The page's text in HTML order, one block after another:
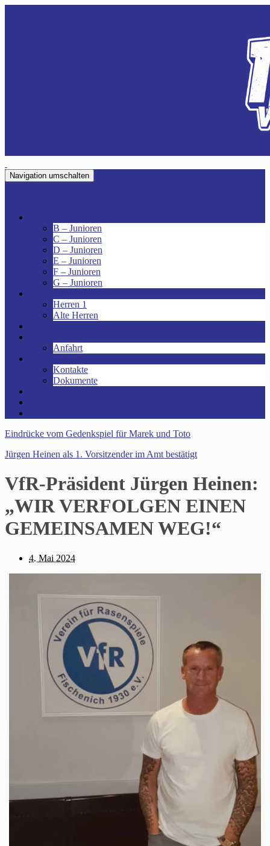
Navigation umschalten
B – Junioren
C – Junioren
D – Junioren
E – Junioren
F – Junioren
G – Junioren
Herren 1
Alte Herren
Anfahrt
Kontakte
Dokumente
Eindrücke vom Gedenkspiel für Marek und Toto
Jürgen Heinen als 1. Vorsitzender im Amt bestätigt
VfR-Präsident Jürgen Heinen:
„WIR VERFOLGEN EINEN
GEMEINSAMEN WEG!“
4. Mai 2024